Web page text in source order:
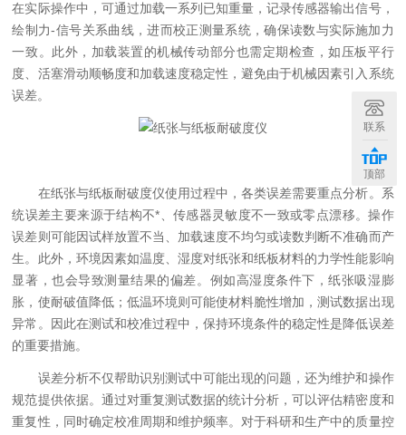
在实际操作中，可通过加载一系列已知重量，记录传感器输出信号，
绘制力-信号关系曲线，进而校正测量系统，确保读数与实际施加力
一致。此外，加载装置的机械传动部分也需定期检查，如压板平行
度、活塞滑动顺畅度和加载速度稳定性，避免由于机械因素引入系统
误差。
在纸张与纸板耐破度仪使用过程中，各类误差需要重点分析。系
统误差主要来源于结构不*、传感器灵敏度不一致或零点漂移。操作
误差则可能因试样放置不当、加载速度不均匀或读数判断不准确而产
生。此外，环境因素如温度、湿度对纸张和纸板材料的力学性能影响
显著，也会导致测量结果的偏差。例如高湿度条件下，纸张吸湿膨
胀，使耐破值降低；低温环境则可能使材料脆性增加，测试数据出现
异常。因此在测试和校准过程中，保持环境条件的稳定性是降低误差
的重要措施。
误差分析不仅帮助识别测试中可能出现的问题，还为维护和操作
规范提供依据。通过对重复测试数据的统计分析，可以评估精密度和
重复性，同时确定校准周期和维护频率。对于科研和生产中的质量控
联系
顶部